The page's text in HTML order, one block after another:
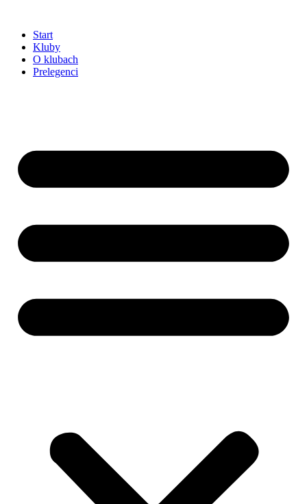
treści
Start
Kluby
O klubach
Prelegenci